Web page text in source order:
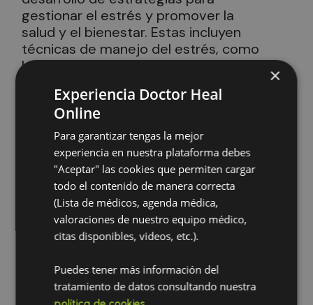
gestionar el estrés y promover la
salud y el bienestar. Estas incluyen
técnicas de manejo del estrés, como
la meditación, el yoga, la terapia
físico regular, que pueden ayudar a
reducir la carga de estrés en el cuerpo
y promover una respuesta más
saludable al estrés.
Teoría de Selye: una base sólida
para comprender el estrés
respuesta al estrés en la salud
humana, podemos tomar medidas
×
Experiencia Doctor Heal
Online
Para garantizar tengas la mejor
experiencia en nuestra plataforma debes
"Aceptar" las cookies que permiten cargar
todo el contenido de manera correcta
(Lista de médicos, agenda médica,
valoraciones de nuestro equipo médico,
citas disponibles, videos, etc.).
Puedes tener más información del
tratamiento de datos consultando nuestra